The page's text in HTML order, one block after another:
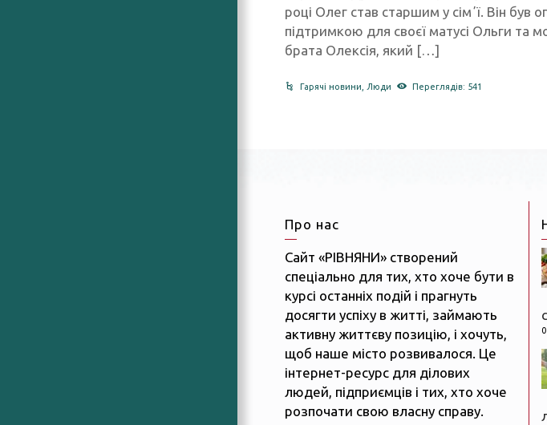
році Олег став старшим у сімʼї. Він був
підтримкою для своєї матусі Ольги та
брата Олексія, який […]
Гарячі новини Люди Переглядів: 541
Про нас
Сайт «РІВНЯНИ» створений
спеціально для тих, хто хоче бути в
курсі останніх подій і прагнуть
досягти успіху в житті, займають
активну життєву позицію, і хочуть,
щоб наше місто розвивалося. Це
інтернет-ресурс для ділових
людей, підприємців і тих, хто хоче
розпочати свою власну справу.